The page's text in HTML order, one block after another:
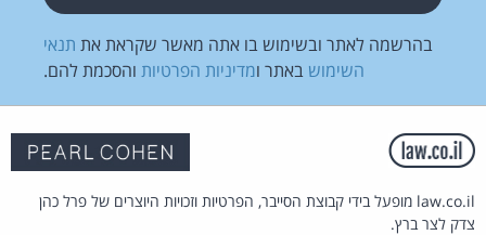
בהרשמה לאתר ובשימוש בו אתה מאשר שקראת את תנאי
השימוש באתר ומדיניות הפרטיות והסכמת להם.
law.co.il מופעל בידי קבוצת הסייבר, הפרטיות וזכויות היוצרים של פרל כהן
צדק לצר ברץ.